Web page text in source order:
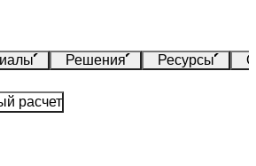
Решения Ресурсы
расчет